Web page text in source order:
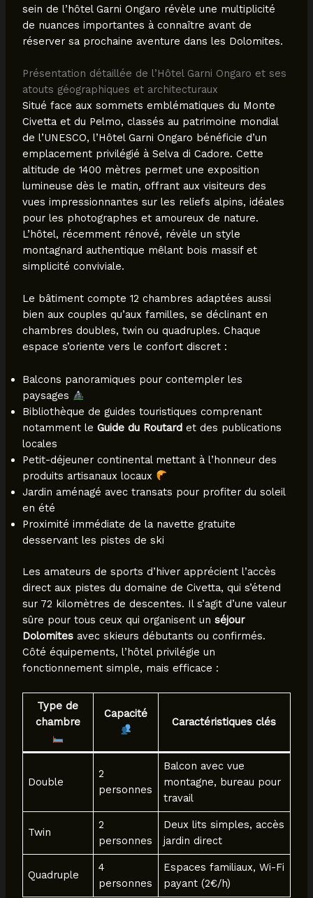
sein de l’hôtel Garni Ongaro révèle une multiplicité
de nuances importantes à connaître avant de
réserver sa prochaine aventure dans les Dolomites.
Présentation détaillée de l’Hôtel Garni Ongaro et ses
atouts géographiques et architecturaux
Situé face aux sommets emblématiques du Monte
Civetta et du Pelmo, classés au patrimoine mondial
de l’UNESCO, l’Hôtel Garni Ongaro bénéficie d’un
emplacement privilégié à Selva di Cadore. Cette
altitude de 1400 mètres permet une exposition
lumineuse dès le matin, offrant aux visiteurs des
vues impressionnantes sur les reliefs alpins, idéales
pour les photographes et amoureux de nature.
L’hôtel, récemment rénové, révèle un style
montagnard authentique mêlant bois massif et
simplicité conviviale.
Le bâtiment compte 12 chambres adaptées aussi
bien aux couples qu’aux familles, se déclinant en
chambres doubles, twin ou quadruples. Chaque
espace s’oriente vers le confort discret :
Balcons panoramiques pour contempler les
paysages
Bibliothèque de guides touristiques comprenant
notamment le Guide du Routardet des publications
locales
Petit-déjeuner continental mettant à l’honneur des
produits artisanaux locaux
Jardin aménagé avec transats pour profiter du soleil
en été
Proximité immédiate de la navette gratuite
desservant les pistes de ski
Les amateurs de sports d’hiver apprécient l’accès
direct aux pistes du domaine de Civetta, qui s’étend
sur 72 kilomètres de descentes. Il s’agit d’une valeur
sûre pour tous ceux qui organisent un séjour
Dolomitesavec skieurs débutants ou confirmés.
Côté équipements, l’hôtel privilégie un
fonctionnement simple, mais efficace :
Type de
chambre
Capacité
Caractéristiques clés
Double
2
personnes
Balcon avec vue
montagne, bureau pour
travail
Twin
2
personnes
Deux lits simples, accès
jardin direct
Quadruple
4
personnes
Espaces familiaux, Wi-Fi
payant (2€/h)